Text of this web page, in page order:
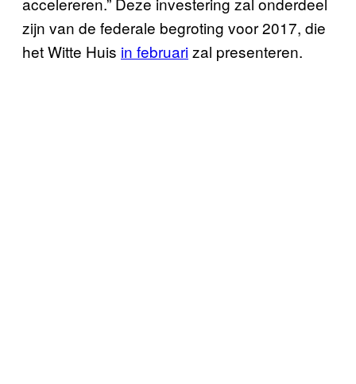
zijn van de federale begroting voor 2017, die
het Witte Huis in februarizal presenteren.